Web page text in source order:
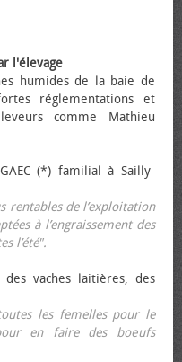
l'élevage
humides de la baie de
réglementations et
comme Mathieu
(*) familial à Sailly-
rentables de l’exploitation
à l’engraissement des
l’été".
vaches laitières, des
les femelles pour le
en faire des bœufs